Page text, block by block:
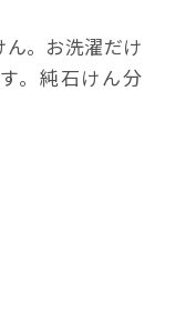
。お洗濯だけ
。純石けん分